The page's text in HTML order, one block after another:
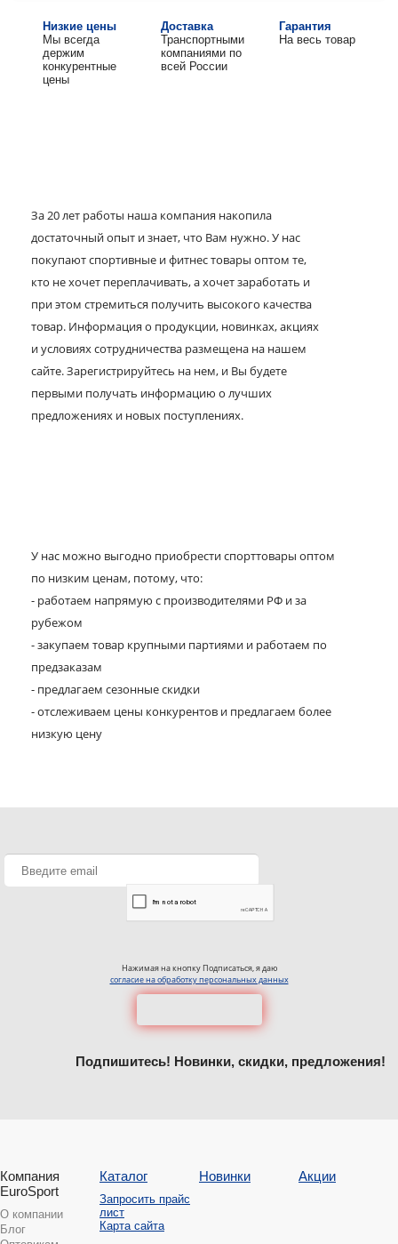
Низкие цены
Мы всегда
держим
конкурентные
цены
Доставка
Транспортными
компаниями по
всей России
Гарантия
На весь товар
За 20 лет работы наша компания накопила
достаточный опыт и знает, что Вам нужно. У нас
покупают спортивные и фитнес товары оптом те,
кто не хочет переплачивать, а хочет заработать и
при этом стремиться получить высокого качества
товар. Информация о продукции, новинках, акциях
и условиях сотрудничества размещена на нашем
сайте. Зарегистрируйтесь на нем, и Вы будете
первыми получать информацию о лучших
предложениях и новых поступлениях.
У нас можно выгодно приобрести спорттовары оптом
по низким ценам, потому, что:
- работаем напрямую с производителями РФ и за
рубежом
- закупаем товар крупными партиями и работаем по
предзаказам
- предлагаем сезонные скидки
- отслеживаем цены конкурентов и предлагаем более
низкую цену
Нажимая на кнопку Подписаться, я даю
согласие на обработку персональных данных
Подпишитесь! Новинки, скидки, предложения!
Компания
EuroSport
О компании
Блог
Каталог
Запросить прайс
лист
Карта сайта
Новинки Акции